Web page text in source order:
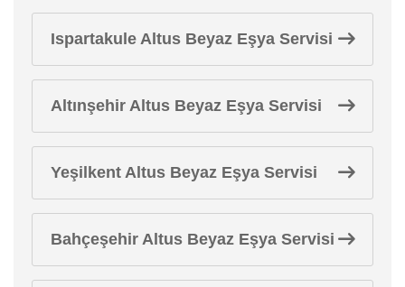
Ispartakule Altus Beyaz Eşya Servisi
Altınşehir Altus Beyaz Eşya Servisi
Yeşilkent Altus Beyaz Eşya Servisi
Bahçeşehir Altus Beyaz Eşya Servisi